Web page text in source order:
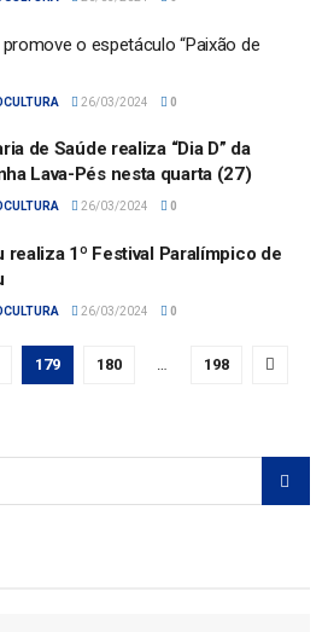
o espetáculo “Paixão de
26/03/2024 0
de Saúde realiza “Dia D” da
Lava-Pés nesta quarta (27)
26/03/2024 0
realiza 1º Festival Paralímpico de
26/03/2024 0
179 180 … 198